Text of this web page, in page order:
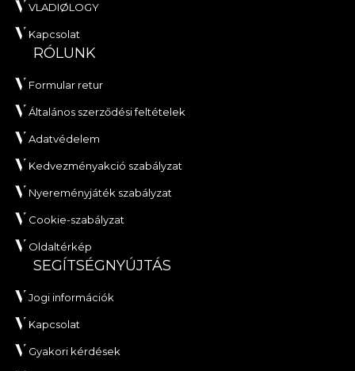
VLADIØLOGY
Kapcsolat
RÓLUNK
Formular retur
Általános szerződési feltételek
Adatvédelem
Kedvezményakció szabályzat
Nyereményjáték szabályzat
Cookie-szabályzat
Oldaltérkép
SEGÍTSÉGNYÚJTÁS
Jogi információk
Kapcsolat
Gyakori kérdések